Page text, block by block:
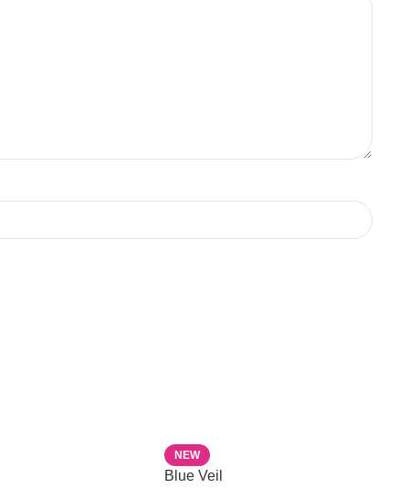
NEW
Blue Veil